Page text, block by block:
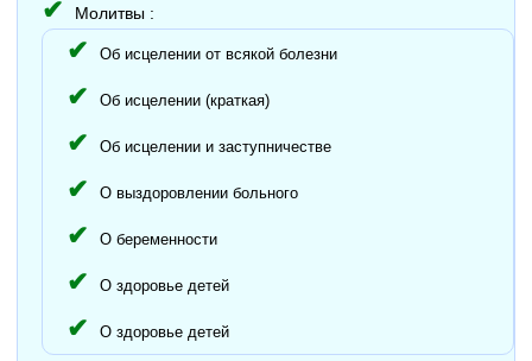
Молитвы :
Об исцелении от всякой болезни
Об исцелении (краткая)
Об исцелении и заступничестве
О выздоровлении больного
О беременности
О здоровье детей
О здоровье детей